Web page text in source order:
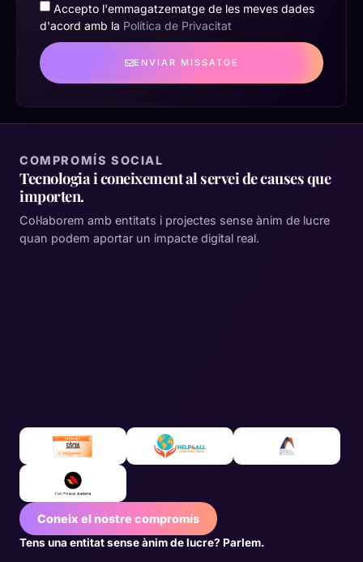
Accepto l'emmagatzematge de les meves dades
d'acord amb la Política de Privacitat
ENVIAR MISSATGE
COMPROMÍS SOCIAL
Tecnologia i coneixement al servei de causes que
importen.
Col·laborem amb entitats i projectes sense ànim de lucre
quan podem aportar un impacte digital real.
Coneix el nostre compromís
Tens una entitat sense ànim de lucre? Parlem.